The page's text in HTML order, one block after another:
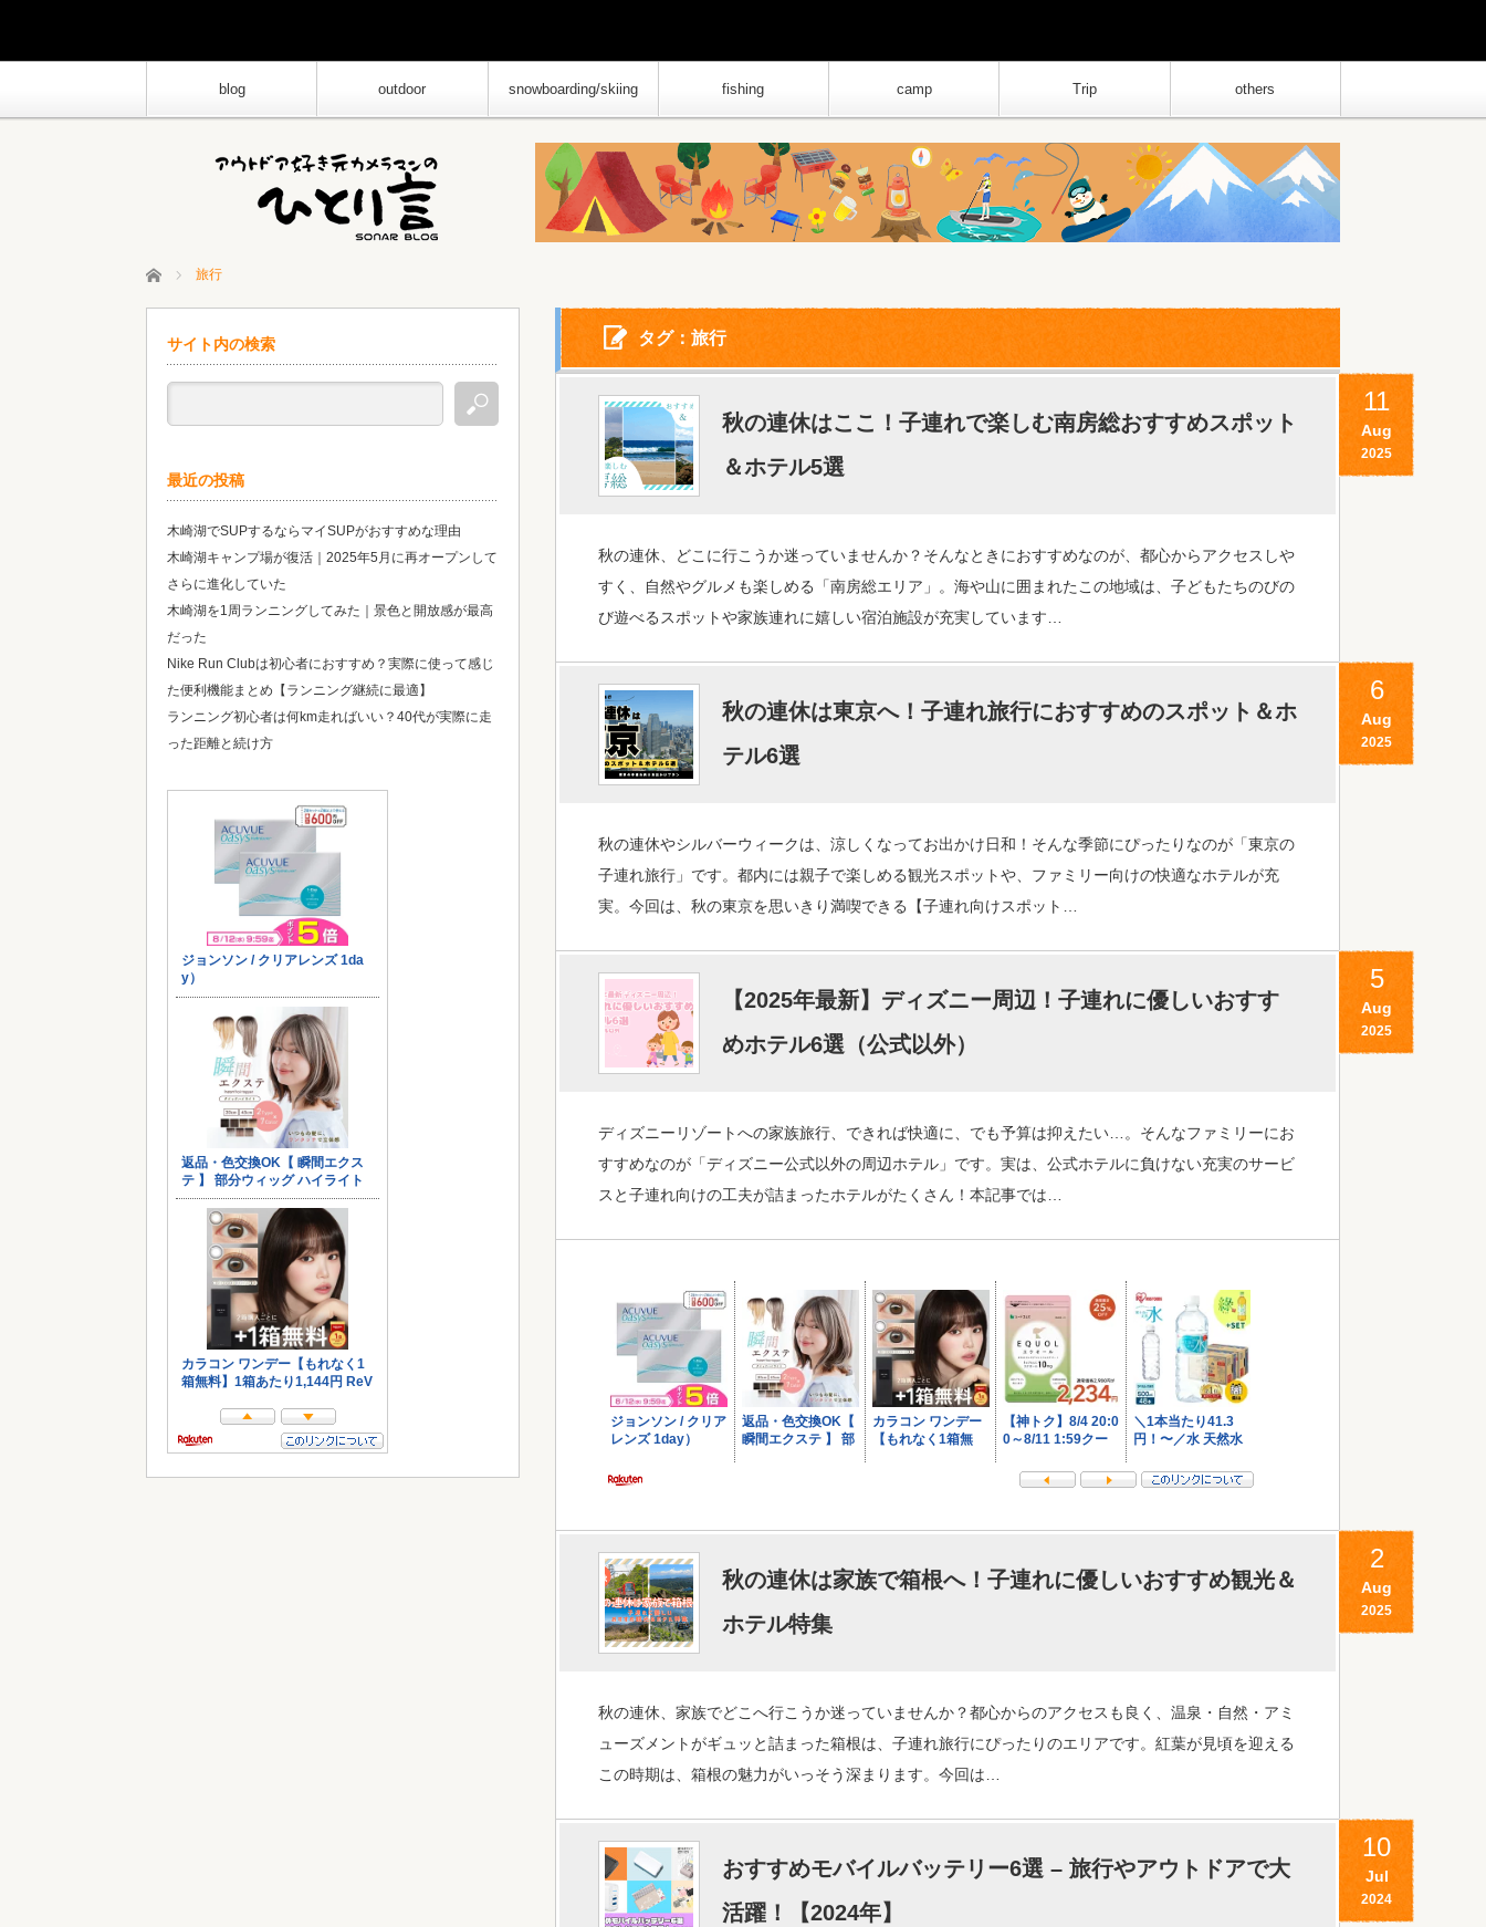
blog outdoor snowboarding/skiing fishing camp Trip others
ホーム 旅行
タグ：旅行
11
Aug
2025
秋の連休はここ！子連れで楽しむ南房総おすすめスポット
＆ホテル5選
秋の連休、どこに行こうか迷っていませんか？そんなときにおすすめなのが、都心からアクセスしや
すく、自然やグルメも楽しめる「南房総エリア」。海や山に囲まれたこの地域は、子どもたちのびの
び遊べるスポットや家族連れに嬉しい宿泊施設が充実しています…
6
Aug
2025
秋の連休は東京へ！子連れ旅行におすすめのスポット＆ホ
テル6選
秋の連休やシルバーウィークは、涼しくなってお出かけ日和！そんな季節にぴったりなのが「東京の
子連れ旅行」です。都内には親子で楽しめる観光スポットや、ファミリー向けの快適なホテルが充
実。今回は、秋の東京を思いきり満喫できる【子連れ向けスポット…
5
Aug
2025
【2025年最新】ディズニー周辺！子連れに優しいおすす
めホテル6選（公式以外）
ディズニーリゾートへの家族旅行、できれば快適に、でも予算は抑えたい…。そんなファミリーにお
すすめなのが「ディズニー公式以外の周辺ホテル」です。実は、公式ホテルに負けない充実のサービ
スと子連れ向けの工夫が詰まったホテルがたくさん！本記事では…
2
Aug
2025
秋の連休は家族で箱根へ！子連れに優しいおすすめ観光＆
ホテル特集
秋の連休、家族でどこへ行こうか迷っていませんか？都心からのアクセスも良く、温泉・自然・アミ
ューズメントがギュッと詰まった箱根は、子連れ旅行にぴったりのエリアです。紅葉が見頃を迎える
この時期は、箱根の魅力がいっそう深まります。今回は…
10
Jul
2024
おすすめモバイルバッテリー6選 – 旅行やアウトドアで大
活躍！【2024年】
サイト内の検索
最近の投稿
木崎湖でSUPするならマイSUPがおすすめな理由
木崎湖キャンプ場が復活｜2025年5月に再オープンして
さらに進化していた
木崎湖を1周ランニングしてみた｜景色と開放感が最高
だった
Nike Run Clubは初心者におすすめ？実際に使って感じ
た便利機能まとめ【ランニング継続に最適】
ランニング初心者は何km走ればいい？40代が実際に走
った距離と続け方